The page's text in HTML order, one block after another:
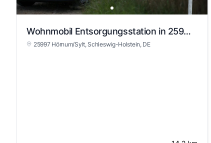
Wohnmobil Entsorgungsstation in 25997 Hörnum/Sylt
25997 Hörnum/Sylt, Schleswig-Holstein, DE